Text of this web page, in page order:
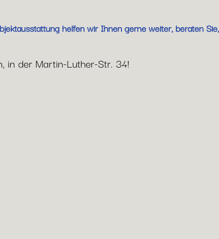
helfen wir Ihnen gerne weiter, beraten
in der Martin-Luther-Str. 34!